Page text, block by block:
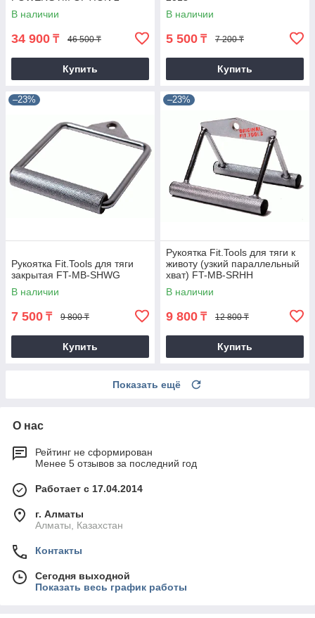
В наличии
34 900 ₸ 46 500 ₸
Купить
В наличии
5 500 ₸ 7 200 ₸
Купить
–23%
Рукоятка Fit.Tools для тяги
закрытая FT-MB-SHWG
В наличии
7 500 ₸ 9 800 ₸
Купить
–23%
Рукоятка Fit.Tools для тяги к
животу (узкий параллельный
хват) FT-MB-SRHH
В наличии
9 800 ₸ 12 800 ₸
Купить
Показать ещё
О нас
Рейтинг не сформирован
Менее 5 отзывов за последний год
Работает с 17.04.2014
г. Алматы
Алматы, Казахстан
Контакты
Сегодня выходной
Показать весь график работы